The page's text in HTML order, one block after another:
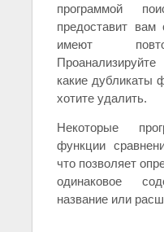
программой
предоставит вам
имеют
какие дубликаты
хотите удалить.
Некоторые
функции
что позволяет
одинаковое
название или